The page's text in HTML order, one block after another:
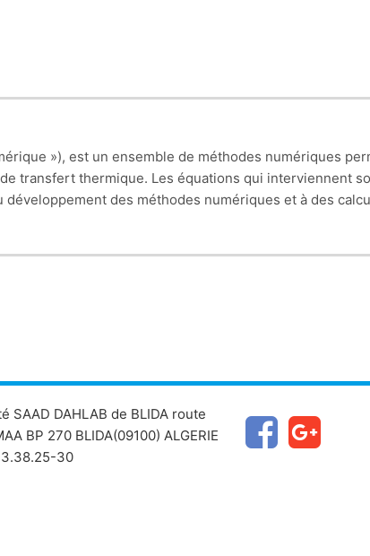
»), est un ensemble de méthodes numériques
transfert thermique. Les équations qui interviennent
développement des méthodes numériques et à des
SAAD DAHLAB de BLIDA route
BP 270 BLIDA(09100) ALGERIE
30